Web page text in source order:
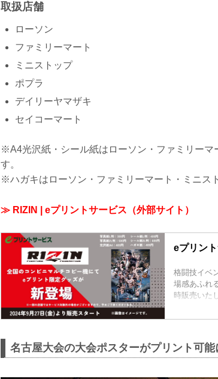
取扱店舗
ローソン
ファミリーマート
ミニストップ
ポプラ
デイリーヤマザキ
セイコーマート
※A4光沢紙・シール紙はローソン・ファミリーマ
す。
※ハガキはローソン・ファミリーマート・ミニス
≫ RIZIN | eプリントサービス（外部サイト）
eプリン
格闘技イベ
場感あふれ
時販売いた
名古屋大会の大会ポスターがプリント可能